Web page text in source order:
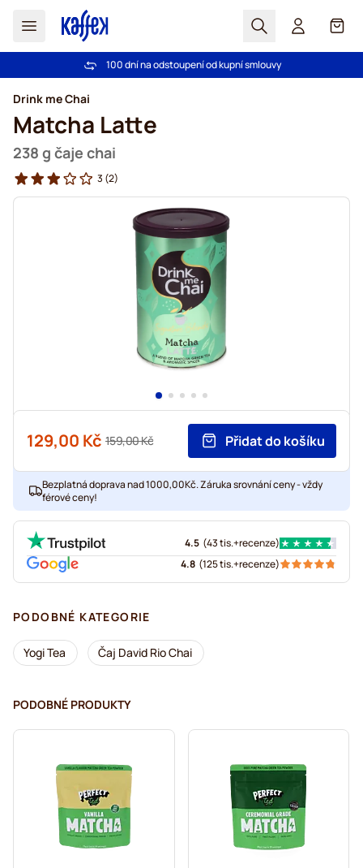
Hledat Košík
Bezplatná doprava nad 1000,00Kč
100 dní na odstoupení od kupní smlouvy
Drink me Chai
Matcha Latte
238 g čaje chai
3 (2)
159,00 Kč
129,00 Kč Přidat do košíku
Bezplatná doprava nad 1000,00Kč. Záruka srovnání ceny - vždy
férové ceny!
4.5 (43 tis.+recenze)
4.8 (125 tis.+recenze)
PODOBNÉ KATEGORIE
Yogi Tea Čaj David Rio Chai
PODOBNÉ PRODUKTY